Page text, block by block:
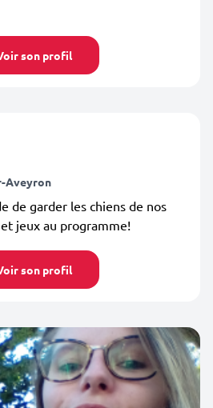
son profil
Aveyron
de garder les chiens de nos
jeux au programme!
son profil